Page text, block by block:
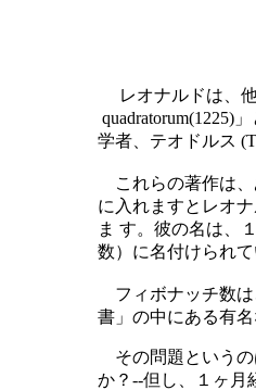
レオナルドは、他
quadratorum(1225)
学者、テオドルス
これらの著作は、
に入れますとレオ
ま す。彼の名は、
数）に名付けられて
フィボナッチ数は
書」の中にある有
その問題というの
か？--但し、１ヶ月